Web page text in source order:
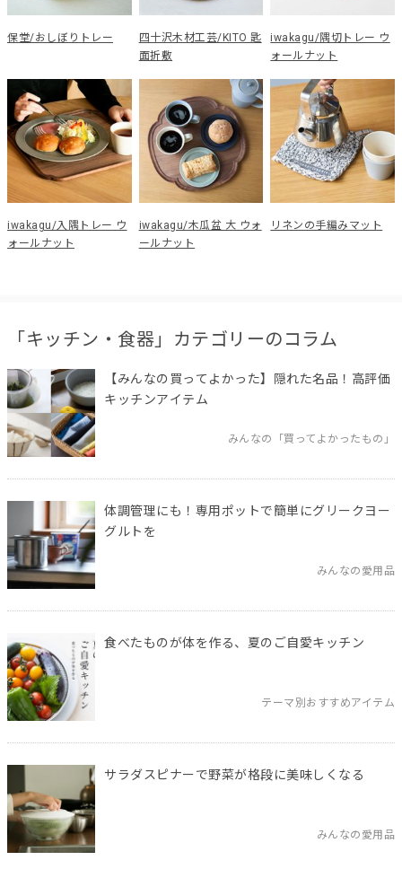
保堂/おしぼりトレー
四十沢木材工芸/KITO 匙
面折敷
iwakagu/隅切トレー ウ
ォールナット
iwakagu/入隅トレー ウ
ォールナット
iwakagu/木瓜盆 大 ウォ
ールナット
リネンの手編みマット
「キッチン・食器」カテゴリーのコラム
【みんなの買ってよかった】隠れた名品！高評価
キッチンアイテム
みんなの「買ってよかったもの」
体調管理にも！専用ポットで簡単にグリークヨー
グルトを
みんなの愛用品
食べたものが体を作る、夏のご自愛キッチン
テーマ別おすすめアイテム
サラダスピナーで野菜が格段に美味しくなる
みんなの愛用品